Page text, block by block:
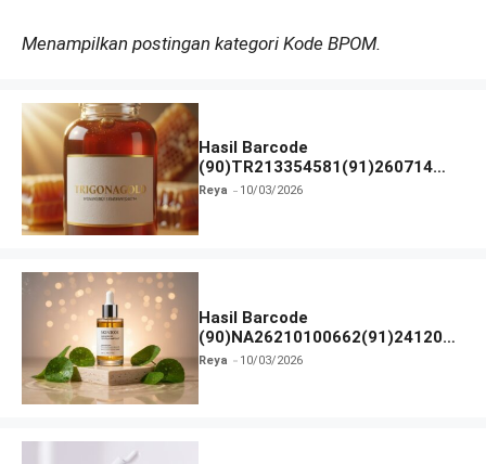
Menampilkan postingan kategori Kode BPOM.
Hasil Barcode
(90)TR213354581(91)260714
dan Izin BPOM
Reya 10/03/2026
Hasil Barcode
(90)NA26210100662(91)241203
dan Izin BPOM
Reya 10/03/2026